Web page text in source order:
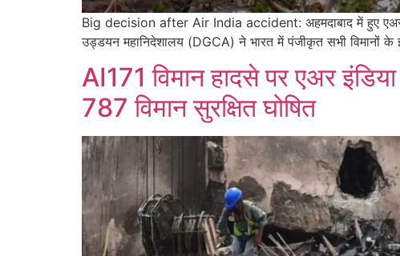
Big decision after Air India accident: अहमदाबाद में हुए एअर
उड्डयन महानिदेशालय (DGCA) ने भारत में पंजीकृत सभी विमानों
AI171 विमान हादसे पर एअर
787 विमान सुरक्षित घोषित